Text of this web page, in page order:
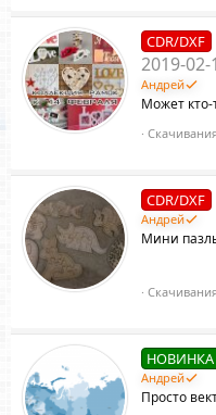
CDR/DXF
2019-02-
Андрей
Может кто-
CDR/DXF
Андрей
Мини
НОВИНКА
Андрей
Просто